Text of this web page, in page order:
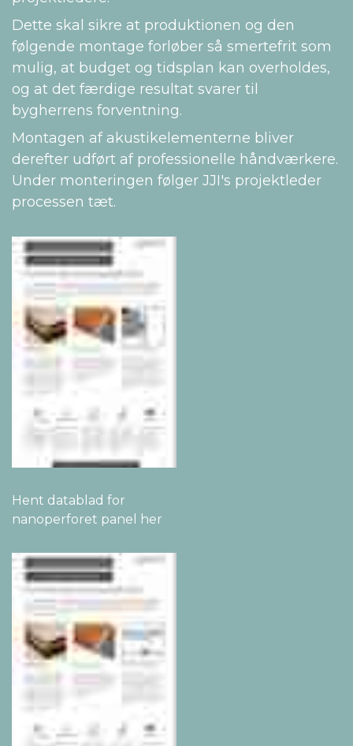
Dette skal sikre at produktionen og den
følgende montage forløber så smertefrit som
mulig, at budget og tidsplan kan overholdes,
og at det færdige resultat svarer til
bygherrens forventning.
Montagen af akustikelementerne bliver
derefter udført af professionelle håndværkere.
Under monteringen følger JJI's projektleder
processen tæt.
Hent datablad for
nanoperforet panel her